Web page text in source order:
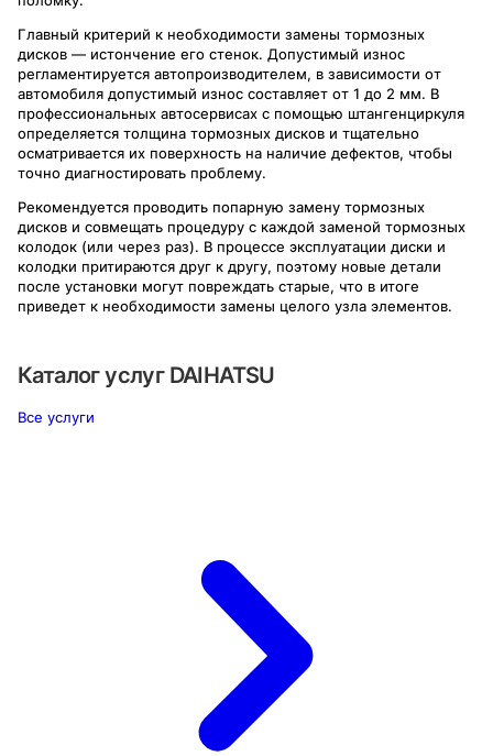
Главный критерий к необходимости замены тормозных
дисков — истончение его стенок. Допустимый износ
регламентируется автопроизводителем, в зависимости от
автомобиля допустимый износ составляет от 1 до 2 мм. В
профессиональных автосервисах с помощью штангенциркуля
определяется толщина тормозных дисков и тщательно
осматривается их поверхность на наличие дефектов, чтобы
точно диагностировать проблему.
Рекомендуется проводить попарную замену тормозных
дисков и совмещать процедуру с каждой заменой тормозных
колодок (или через раз). В процессе эксплуатации диски и
колодки притираются друг к другу, поэтому новые детали
после установки могут повреждать старые, что в итоге
приведет к необходимости замены целого узла элементов.
Каталог услуг DAIHATSU
Все услуги